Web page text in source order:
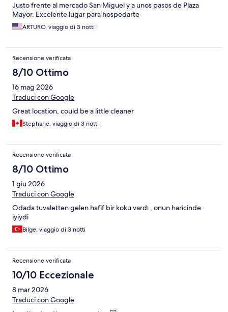
Justo frente al mercado San Miguel y a unos pasos de Plaza
Mayor. Excelente lugar para hospedarte
ARTURO, viaggio di 3 notti
Recensione verificata
8/10 Ottimo
16 mag 2026
Traduci con Google
Great location, could be a little cleaner
Stephane, viaggio di 3 notti
Recensione verificata
8/10 Ottimo
1 giu 2026
Traduci con Google
Odada tuvaletten gelen hafif bir koku vardı , onun haricinde
iyiydi
Bilge, viaggio di 3 notti
Recensione verificata
10/10 Eccezionale
8 mar 2026
Traduci con Google